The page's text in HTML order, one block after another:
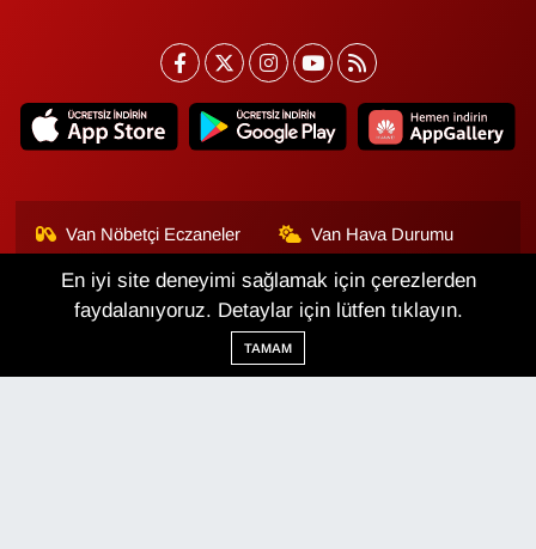
Van Nöbetçi Eczaneler Van Hava Durumu
Van Namaz Vakitleri
Van Trafik Yoğunluk
Haritası
Puan Durumu ve Fikstür
En iyi site deneyimi sağlamak için çerezlerden
faydalanıyoruz. Detaylar için lütfen tıklayın.
TAMAM